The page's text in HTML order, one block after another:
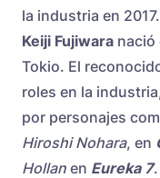
la industria en 2017.
Keiji Fujiwara nació
Tokio. El
roles en la
por personajes
Hiroshi Nohara, en
Hollan en Eureka 7.